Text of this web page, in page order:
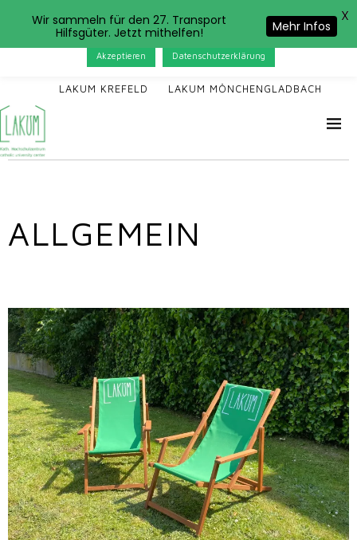
LAKUM KREFELD LAKUM MÖNCHENGLADBACH
ALLGEMEIN
Das LAKUM verwendet Cookies. Wenn Sie auf der Seite
weitersurfen, stimmen Sie der Cookie-Nutzung zu.
Akzeptieren Datenschutzerklärung
Wir sammeln für den 27. Transport
Hilfsgüter. Jetzt mithelfen!
Mehr Infos
X